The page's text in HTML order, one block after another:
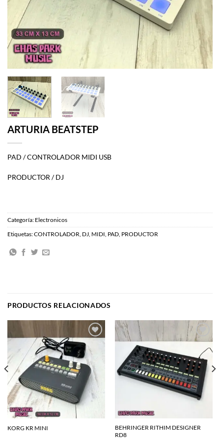
ARTURIA BEATSTEP
PAD / CONTROLADOR MIDI USB
PRODUCTOR / DJ
Categoría: Electronicos
Etiquetas:CONTROLADOR DJ MIDI PAD PRODUCTOR
PRODUCTOS RELACIONADOS
Agregar
a la
lista de
deseos
KORG KR MINI
Agregar
lista de
deseos
BEHRINGER RITHIM DESIGNER
RD8